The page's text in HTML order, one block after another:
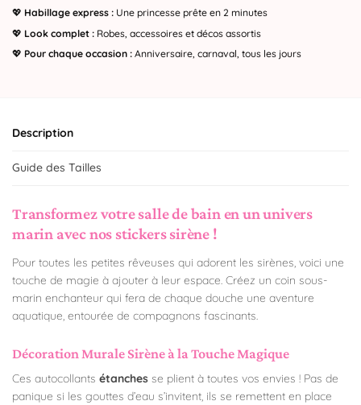
💖 Habillage express : Une princesse prête en 2 minutes
💖 Look complet : Robes, accessoires et décos assortis
💖 Pour chaque occasion : Anniversaire, carnaval, tous les jours
Description
Guide des Tailles
Transformez votre salle de bain en un univers
marin avec nos stickers sirène !
Pour toutes les petites rêveuses qui adorent les sirènes, voici une
touche de magie à ajouter à leur espace. Créez un coin sous-
marin enchanteur qui fera de chaque douche une aventure
aquatique, entourée de compagnons fascinants.
Décoration Murale Sirène à la Touche Magique
Ces autocollants étanches se plient à toutes vos envies ! Pas de
panique si les gouttes d’eau s’invitent, ils se remettent en place